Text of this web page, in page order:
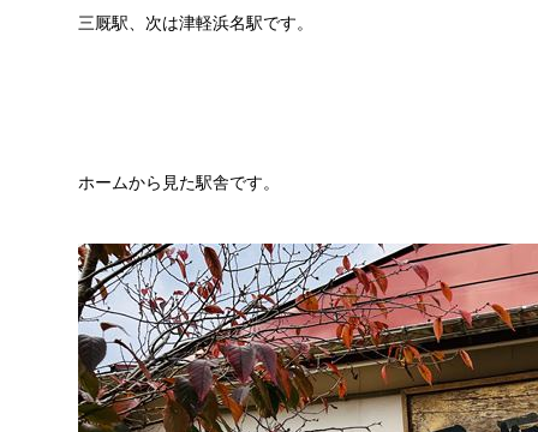
三厩駅、次は津軽浜名駅です。
ホームから見た駅舎です。